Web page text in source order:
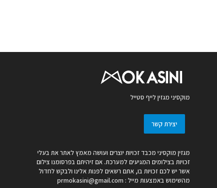
מוקסיני מגזין לייף סטייל
יצירת קשר
מגזין מוקסיני מכבד זכויות יוצרים ועושה מאמץ לאתר את בעלי
זכויות בצילומים המגיעים למערכת. אם זיהיתם בפרסומנו צילום
אשר יש לכם זכויות בו, אתם רשאים לפנות אלינו ולבקש לחדול
מהשימוש באמצעות מייל : prmokasini@gmail.com